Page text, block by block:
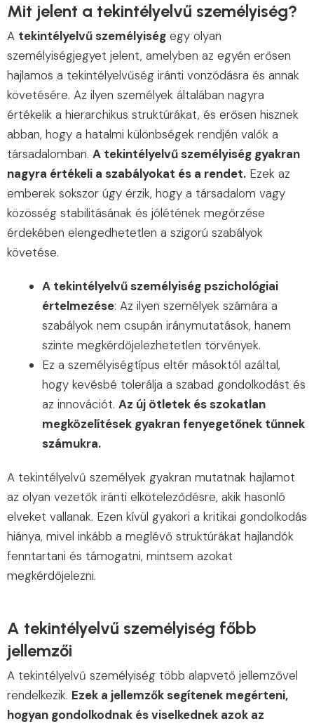
Mit jelent a tekintélyelvű személyiség?
A tekintélyelvű személyiség egy olyan
személyiségjegyet jelent, amelyben az egyén erősen
hajlamos a tekintélyelvűség iránti vonzódásra és annak
követésére. Az ilyen személyek általában nagyra
értékelik a hierarchikus struktúrákat, és erősen hisznek
abban, hogy a hatalmi különbségek rendjén valók a
társadalomban. A tekintélyelvű személyiség gyakran
nagyra értékeli a szabályokat és a rendet. Ezek az
emberek sokszor úgy érzik, hogy a társadalom vagy
közösség stabilitásának és jólétének megőrzése
érdekében elengedhetetlen a szigorú szabályok
követése.
A tekintélyelvű személyiség pszichológiai
értelmezése: Az ilyen személyek számára a
szabályok nem csupán iránymutatások, hanem
szinte megkérdőjelezhetetlen törvények.
Ez a személyiségtípus eltér másoktól azáltal,
hogy kevésbé tolerálja a szabad gondolkodást és
az innovációt. Az új ötletek és szokatlan
megközelítések gyakran fenyegetőnek tűnnek
számukra.
A tekintélyelvű személyek gyakran mutatnak hajlamot
az olyan vezetők iránti elköteleződésre, akik hasonló
elveket vallanak. Ezen kívül gyakori a kritikai gondolkodás
hiánya, mivel inkább a meglévő struktúrákat hajlandók
fenntartani és támogatni, mintsem azokat
megkérdőjelezni.
A tekintélyelvű személyiség főbb
jellemzői
A tekintélyelvű személyiség több alapvető jellemzővel
rendelkezik. Ezek a jellemzők segítenek megérteni,
hogyan gondolkodnak és viselkednek azok az